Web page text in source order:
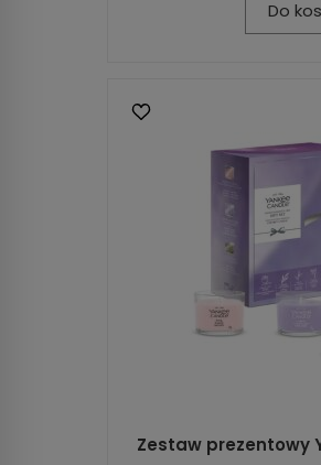
Do
Zestaw prezentowy